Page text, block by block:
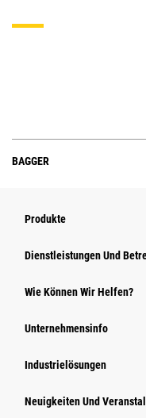
BAGGER
Produkte
Dienstleistungen Und
Wie Können Wir Helfen?
Unternehmensinfo
Industrielösungen
Neuigkeiten Und